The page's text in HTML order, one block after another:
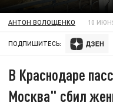
АНТОН ВОЛОЩЕНКО 10
ПОДПИШИТЕСЬ:
В Краснодаре
Москва" сбил